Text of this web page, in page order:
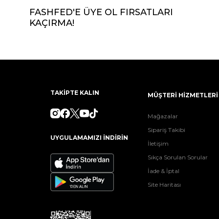
FASHFED'E ÜYE OL FIRSATLARI
KAÇIRMA!
TAKİPTE KALIN
UYGULAMAMIZI İNDİRİN
MÜŞTERİ HİZMETLERİ
Mağazalar
Sipariş Takibi
İletişim
Sıkça Sorulan Sorular
İade & İptal
Site Haritası